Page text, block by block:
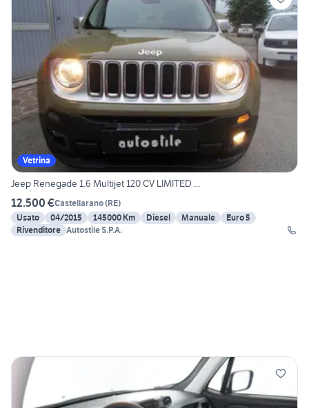
Vetrina
Jeep Renegade 1.6 Multijet 120 CV LIMITED ...
12.500 €Castellarano(RE)
Usato
04/2015 145000 Km Diesel Manuale
Euro 5
Rivenditore Autostile S.P.A.